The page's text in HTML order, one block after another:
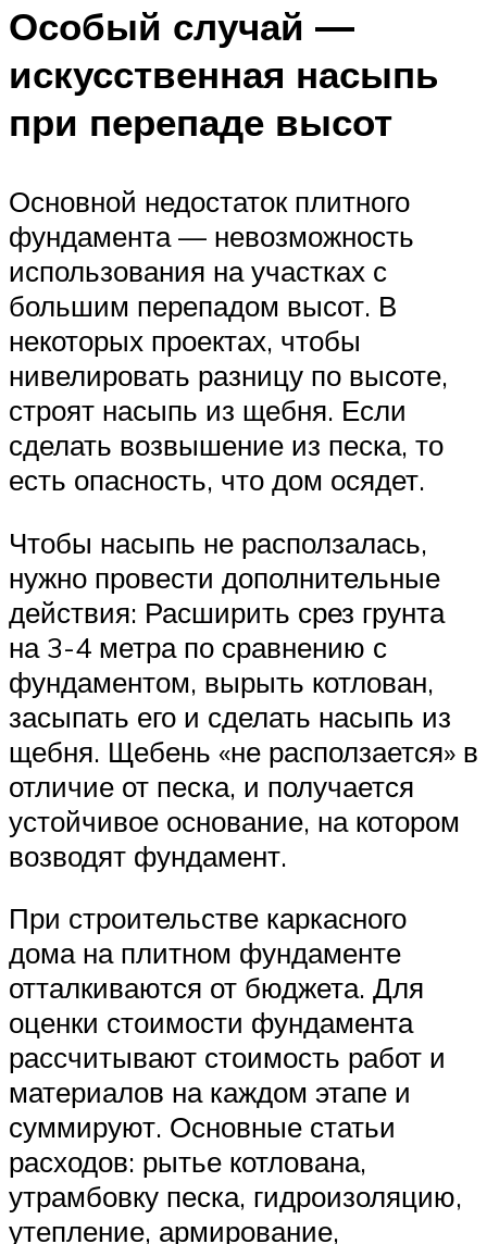
Особый случай —
искусственная насыпь
при перепаде высот
Основной недостаток плитного
фундамента — невозможность
использования на участках с
большим перепадом высот. В
некоторых проектах, чтобы
нивелировать разницу по высоте,
строят насыпь из щебня. Если
сделать возвышение из песка, то
есть опасность, что дом осядет.
Чтобы насыпь не расползалась,
нужно провести дополнительные
действия: Расширить срез грунта
на 3-4 метра по сравнению с
фундаментом, вырыть котлован,
засыпать его и сделать насыпь из
щебня. Щебень «не расползается» в
отличие от песка, и получается
устойчивое основание, на котором
возводят фундамент.
При строительстве каркасного
дома на плитном фундаменте
отталкиваются от бюджета. Для
оценки стоимости фундамента
рассчитывают стоимость работ и
материалов на каждом этапе и
суммируют. Основные статьи
расходов: рытье котлована,
утрамбовку песка, гидроизоляцию,
утепление, армирование,